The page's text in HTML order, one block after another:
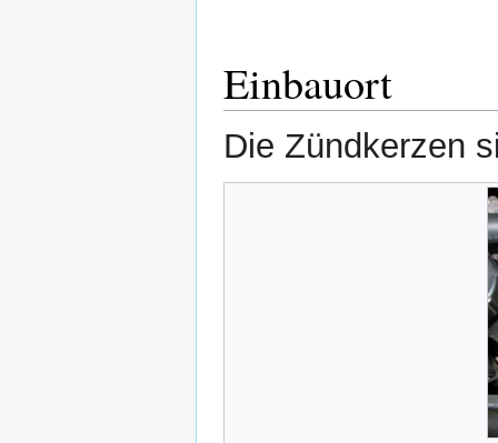
Einbauort
Die Zündkerzen